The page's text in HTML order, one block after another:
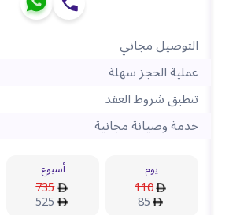
التوصيل مجاني
عملية الحجز سهلة
تنطبق شروط العقد
خدمة وصيانة مجانية
يوم
110
85
أسبوع
735
525